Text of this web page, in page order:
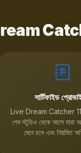
Catcher
সার্টিফাইড
Live Dream Catcher
গেম স্টুডিও থেকে আসে যারা
মেনে চলে এবং নিয়মিত